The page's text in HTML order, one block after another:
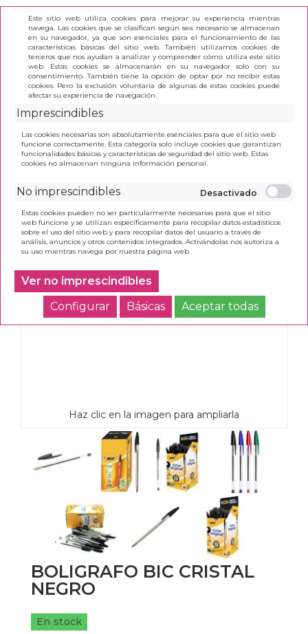
Este sitio web utiliza cookies para mejorar su experiencia mientras
navega. Las cookies que se clasifican según sea necesario se almacenan
en su navegador, ya que son esenciales para el funcionamiento de las
características básicas del sitio web. También utilizamos cookies de
terceros que nos ayudan a analizar y comprender cómo utiliza este sitio
web. Estas cookies se almacenarán en su navegador solo con su
consentimiento. También tiene la opción de optar por no recibir estas
cookies. Pero la exclusión voluntaria de algunas de estas cookies puede
afectar su experiencia de navegación.
Imprescindibles
Las cookies necesarias son absolutamente esenciales para que el sitio web
funcione correctamente. Esta categoría solo incluye cookies que garantizan
funcionalidades básicas y características de seguridad del sitio web. Estas
cookies no almacenan ninguna información personal.
No imprescindibles
Estas cookies pueden no ser particularmente necesarias para que el sitio
web funcione y se utilizan específicamente para recopilar datos estadísticos
sobre el uso del sitio web y para recopilar datos del usuario a través de
análisis, anuncios y otros contenidos integrados. Activándolas nos autoriza a
su uso mientras navega por nuestra página web.
Ver no imprescindibles
Configurar
Básicas Aceptar todas
INICIO > BOLIGRAFO BIC CRISTAL NEGRO
Haz clic en la imagen para ampliarla
BOLIGRAFO BIC CRISTAL
NEGRO
En stock